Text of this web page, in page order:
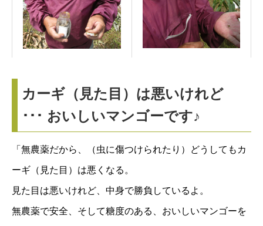
カーギ（見た目）は悪いけれど
･･･ おいしいマンゴーです♪
「無農薬だから、（虫に傷つけられたり）どうしてもカ
ーギ（見た目）は悪くなる。
見た目は悪いけれど、中身で勝負しているよ。
無農薬で安全、そして糖度のある、おいしいマンゴーを